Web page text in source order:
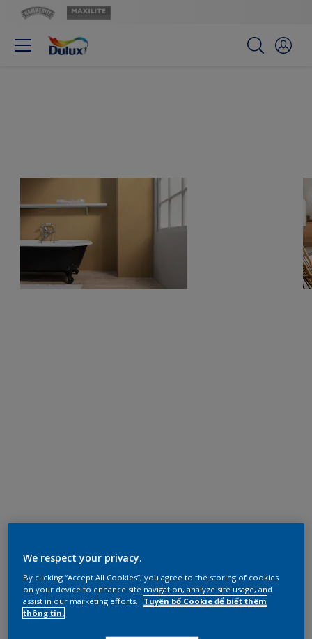
We respect your privacy.
By clicking “Accept All Cookies”, you agree to the storing of cookies
on your device to enhance site navigation, analyze site usage, and
assist in our marketing efforts.
Tuyên bố Cookie để biết thêm
thông tin.